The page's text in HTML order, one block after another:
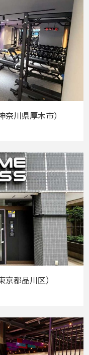
奈川県厚木市）
都品川区）